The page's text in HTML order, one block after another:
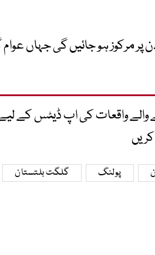
پر مرکوز ہو جائیں گی جہاں
والے واقعات کی اپ ڈیٹس کے
کریں
پولنگ گلگت بلتستان